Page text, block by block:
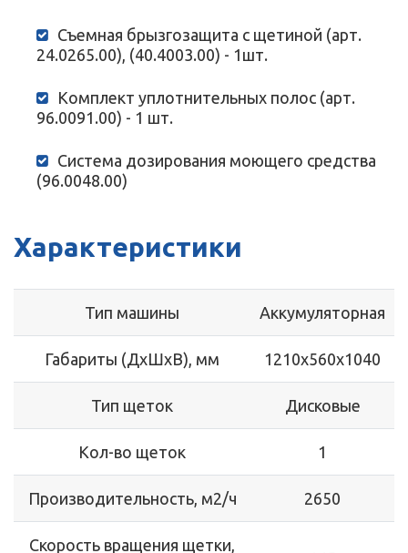
Съемная брызгозащита с щетиной (арт.
24.0265.00), (40.4003.00) - 1шт.
Комплект уплотнительных полос (арт.
96.0091.00) - 1 шт.
Система дозирования моющего средства
(96.0048.00)
Характеристики
Тип машины Аккумуляторная
Габариты (ДхШхВ), мм 1210х560х1040
Тип щеток Дисковые
Кол-во щеток 1
Производительность, м2/ч 2650
Скорость вращения щетки,